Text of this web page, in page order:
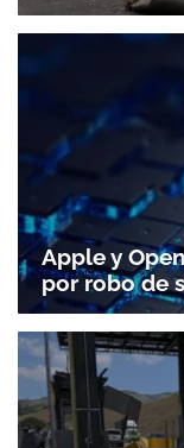
Apple y
por robo de